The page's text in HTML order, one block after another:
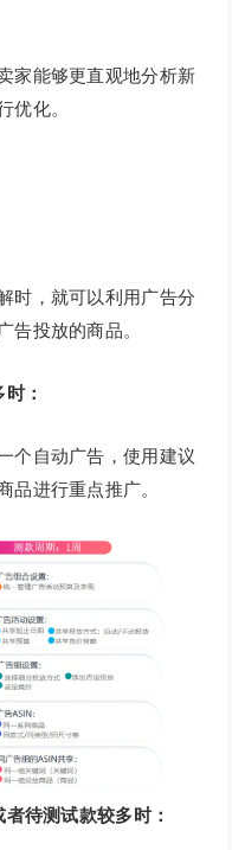
家能够更直观地分析新
优化。
时，就可以利用广告分
告投放的商品。
：
个自动广告，使用建议
品进行重点推广。
待测试款较多时：